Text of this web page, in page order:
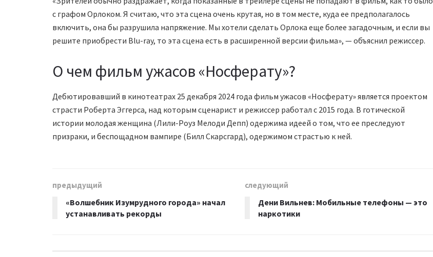
с графом Орлоком. Я считаю, что эта сцена очень крутая, но в том месте, куда ее предполагалось
включить, она бы разрушила напряжение. Мы хотели сделать Орлока еще более загадочным, и если вы
решите приобрести Blu-ray, то эта сцена есть в расширенной версии фильма», — объяснил режиссер.
О чем фильм ужасов «Носферату»?
Дебютировавший в кинотеатрах 25 декабря 2024 года фильм ужасов «Носферату» является проектом
страсти Роберта Эггерса, над которым сценарист и режиссер работал с 2015 года. В готической
истории молодая женщина (Лили-Роуз Мелоди Депп) одержима идеей о том, что ее преследуют
призраки, и беспощадном вампире (Билл Скарсгард), одержимом страстью к ней.
предыдущий
«Волшебник Изумрудного города» начал
устанавливать рекорды
следующий
Дени Вильнев: Мобильные телефоны — это
наркотики